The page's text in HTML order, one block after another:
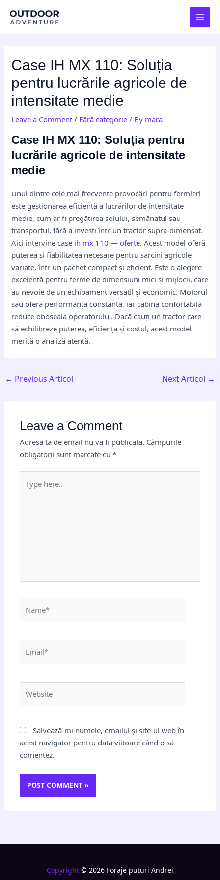
Case IH MX 110: Soluția
pentru lucrările agricole de
intensitate medie
Leave a Comment / Fără categorie / By mara
Case IH MX 110: Soluția pentru
lucrările agricole de intensitate
medie
Unul dintre cele mai frecvente provocări pentru fermieri
este gestionarea eficientă a lucrărilor de intensitate
medie, cum ar fi pregătirea solului, semănatul sau
transportul, fără a investi într-un tractor supra-dimensat.
Aici intervinecase ih mx 110 — oferte. Acest model oferă
puterea și fiabilitatea necesare pentru sarcini agricole
variate, într-un pachet compact și eficient. Este o alegere
excelentă pentru ferme de dimensiuni mici și mijlocii, care
au nevoie de un echipament versatil și economic. Motorul
său oferă performanță constantă, iar cabina confortabilă
reduce oboseala operatorului. Dacă cauți un tractor care
să echilibreze puterea, eficiența și costul, acest model
merită o analiză atentă.
navigation
← Previous Articol Next Articol →
Leave a Comment
Adresa ta de email nu va fi publicată. Câmpurile
obligatorii sunt marcate cu*
here..
Salvează-mi numele, emailul și site-ul web în
acest navigator pentru data viitoare când o să
comentez.
Copyright © 2026 Foraje puturi Andrei